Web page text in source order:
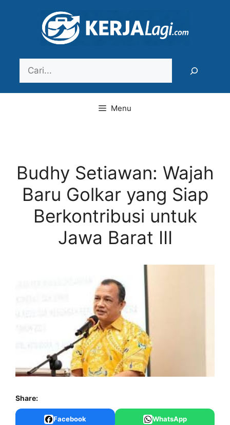
Menu
Budhy Setiawan: Wajah
Baru Golkar yang Siap
Berkontribusi untuk
Jawa Barat III
Share:
Facebook WhatsApp